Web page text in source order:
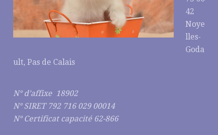
42
Noye
lles-
Goda
ult, Pas de Calais
N° d’affixe 18902
N° SIRET 792 716 029 00014
N° Certificat capacité 62-866